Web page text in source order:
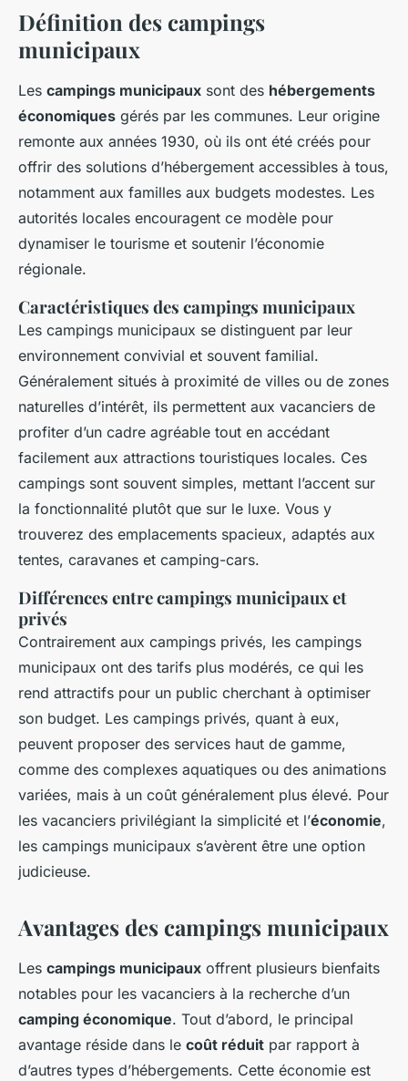
Définition des campings
municipaux
Les campings municipaux sont des hébergements
économiques gérés par les communes. Leur origine
remonte aux années 1930, où ils ont été créés pour
offrir des solutions d’hébergement accessibles à tous,
notamment aux familles aux budgets modestes. Les
autorités locales encouragent ce modèle pour
dynamiser le tourisme et soutenir l’économie
régionale.
Caractéristiques des campings municipaux
Les campings municipaux se distinguent par leur
environnement convivial et souvent familial.
Généralement situés à proximité de villes ou de zones
naturelles d’intérêt, ils permettent aux vacanciers de
profiter d’un cadre agréable tout en accédant
facilement aux attractions touristiques locales. Ces
campings sont souvent simples, mettant l’accent sur
la fonctionnalité plutôt que sur le luxe. Vous y
trouverez des emplacements spacieux, adaptés aux
tentes, caravanes et camping-cars.
Différences entre campings municipaux et
privés
Contrairement aux campings privés, les campings
municipaux ont des tarifs plus modérés, ce qui les
rend attractifs pour un public cherchant à optimiser
son budget. Les campings privés, quant à eux,
peuvent proposer des services haut de gamme,
comme des complexes aquatiques ou des animations
variées, mais à un coût généralement plus élevé. Pour
les vacanciers privilégiant la simplicité et l’économie,
les campings municipaux s’avèrent être une option
judicieuse.
Avantages des campings municipaux
Les campings municipaux offrent plusieurs bienfaits
notables pour les vacanciers à la recherche d’un
camping économique. Tout d’abord, le principal
avantage réside dans le coût réduit par rapport à
d’autres types d’hébergements. Cette économie est